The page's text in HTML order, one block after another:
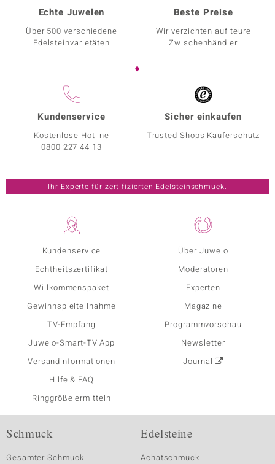
Kundenservice
Echtheitszertifikat
Willkommenspaket
Gewinnspielteilnahme
TV-Empfang
Juwelo-Smart-TV App
Versandinformationen
Hilfe & FAQ
Ringgröße ermitteln
Über Juwelo
Moderatoren
Experten
Magazine
Programmvorschau
Newsletter
Journal
Echte Juwelen
Über 500 verschiedene
Edelsteinvarietäten
Beste Preise
Wir verzichten auf teure
Zwischenhändler
Kundenservice
Kostenlose Hotline
0800 227 44 13
Sicher einkaufen
Trusted Shops Käuferschutz
Ihr Experte für zertifizierten Edelsteinschmuck.
Schmuck
Gesamter Schmuck
Edelsteine
Achatschmuck